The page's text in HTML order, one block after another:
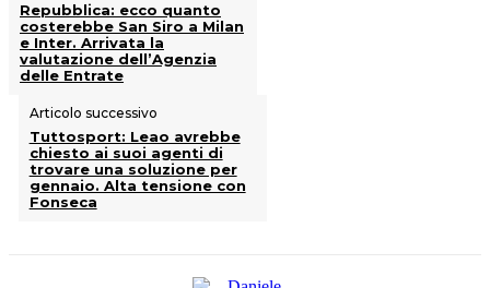
Repubblica: ecco quanto
costerebbe San Siro a Milan
e Inter. Arrivata la
valutazione dell’Agenzia
delle Entrate
Articolo successivo
Tuttosport: Leao avrebbe
chiesto ai suoi agenti di
trovare una soluzione per
gennaio. Alta tensione con
Fonseca